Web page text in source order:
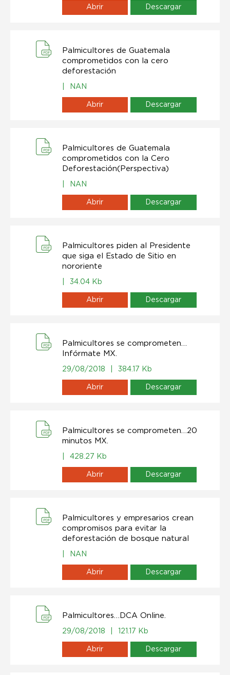
Abrir Descargar
Palmicultores de Guatemala
comprometidos con la cero
deforestación
NAN
Abrir Descargar
Palmicultores de Guatemala
comprometidos con la Cero
Deforestación(Perspectiva)
NAN
Abrir Descargar
Palmicultores piden al Presidente
que siga el Estado de Sitio en
nororiente
34.04 Kb
Abrir Descargar
Palmicultores se comprometen…
Infórmate MX.
29/08/2018 384.17 Kb
Abrir Descargar
Palmicultores se comprometen…20
minutos MX.
428.27 Kb
Abrir Descargar
Palmicultores y empresarios crean
compromisos para evitar la
deforestación de bosque natural
NAN
Abrir Descargar
Palmicultores…DCA Online.
29/08/2018 121.17 Kb
Abrir Descargar